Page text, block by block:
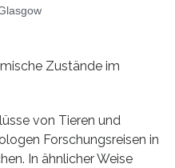
Zustände im
von Tieren und
Forschungsreisen in
In ähnlicher Weise